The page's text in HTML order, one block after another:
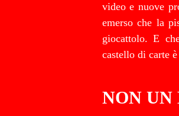
video e nuove
emerso che la
giocattolo. E
castello di carte
NON UN